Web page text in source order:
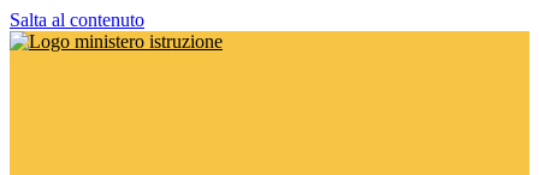
Salta al contenuto